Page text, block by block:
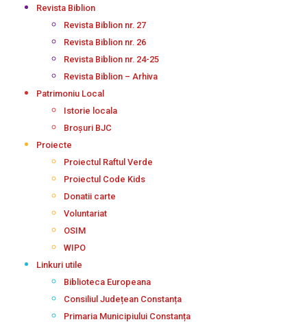
Revista Biblion
Revista Biblion nr. 27
Revista Biblion nr. 26
Revista Biblion nr. 24-25
Revista Biblion – Arhiva
Patrimoniu Local
Istorie locala
Broșuri BJC
Proiecte
Proiectul Raftul Verde
Proiectul Code Kids
Donatii carte
Voluntariat
OSIM
WIPO
Linkuri utile
Biblioteca Europeana
Consiliul Județean Constanța
Primaria Municipiului Constanța